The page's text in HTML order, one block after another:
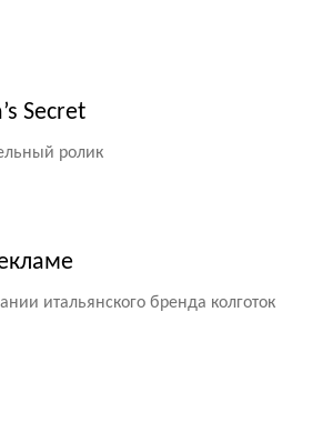
Secret
ролик
итальянского бренда колготок